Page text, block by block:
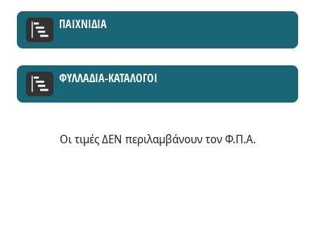
ΠΑΙΧΝΙΔΙΑ
ΦΥΛΛΑΔΙΑ-ΚΑΤΑΛΟΓΟΙ
Οι τιμές ΔΕΝ περιλαμβάνουν τον Φ.Π.Α.